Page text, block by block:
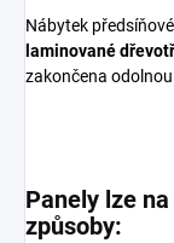
Nábytek
laminované
zakončena
Panely lze
způsoby: